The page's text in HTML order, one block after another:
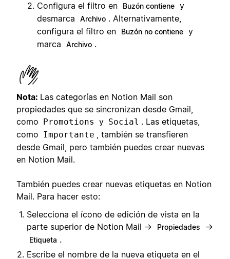
Configura el filtro en
Buzón contiene y
desmarca
Archivo . Alternativamente,
configura el filtro en
Buzón no contiene y
marca
Archivo .
Nota: Las categorías en Notion Mail son
propiedades que se sincronizan desde Gmail,
como
Promotions y Social . Las etiquetas,
como Importante , también se transfieren
desde Gmail, pero también puedes crear nuevas
en Notion Mail.
También puedes crear nuevas etiquetas en Notion
Mail. Para hacer esto:
Selecciona el ícono de edición de vista en la
parte superior de Notion Mail →
Propiedades →
Etiqueta .
Escribe el nombre de la nueva etiqueta en el